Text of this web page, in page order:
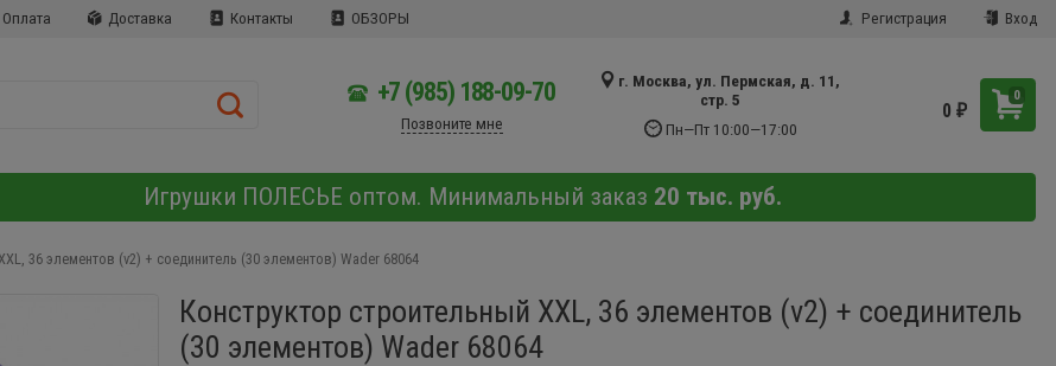
Оплата Доставка Контакты ОБЗОРЫ Регистрация Вход
+7 (985) 188-09-70
Позвоните мне
г. Москва, ул. Пермская, д. 11,
стр. 5
Пн—Пт 10:00—17:00
0
0₽
Игрушки ПОЛЕСЬЕ оптом. Минимальный заказ 20 тыс. руб.
36 элементов (v2) + соединитель (30 элементов) Wader 68064
Конструктор строительный XXL, 36 элементов (v2) + соединитель
(30 элементов) Wader 68064